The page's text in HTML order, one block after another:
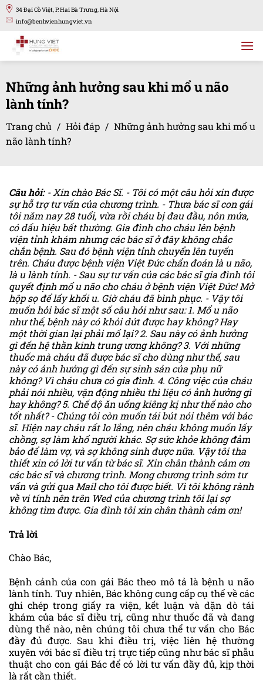
Bỏ
qua
dung
34 Đại Cồ Việt, P. Hai Bà Trưng, Hà Nội
info@benhvienhungviet.vn
Những ảnh hưởng sau khi mổ u não
lành tính?
Trang chủ / Hỏi đáp / Những ảnh hưởng sau khi mổ u
não lành tính?
Câu hỏi: - Xin chào Bác Sĩ. - Tôi có một câu hỏi xin được
sự hỗ trợ tư vấn của chương trình. - Thưa bác sĩ con gái
tôi năm nay 28 tuổi, vừa rồi cháu bị đau đầu, nôn mửa,
có dấu hiệu bất thường. Gia đình cho cháu lên bệnh
viện tỉnh khám nhưng các bác sĩ ở đây không chắc
chắn bệnh. Sau đó bệnh viện tỉnh chuyển lên tuyến
trên. Cháu được bệnh viện Việt Đức chẩn đoán là u não,
là u lành tính. - Sau sự tư vấn của các bác sĩ gia đình tôi
quyết định mổ u não cho cháu ở bệnh viện Việt Đức! Mở
hộp sọ để lấy khối u. Giờ cháu đã bình phục. - Vậy tôi
muốn hỏi bác sĩ một số câu hỏi như sau: 1. Mổ u não
như thế, bệnh này có khỏi dứt được hay không? Hay
một thời gian lại phải mổ lại? 2. Sau này có ảnh hưởng
gì đến hệ thần kinh trung ương không? 3. Với những
thuốc mà cháu đã được bác sĩ cho dùng như thế, sau
này có ảnh hưởng gì đến sự sinh sản của phụ nữ
không? Vì cháu chưa có gia đình. 4. Công việc của cháu
phải nói nhiều, vận động nhiều thì liệu có ảnh hưởng gì
hay không? 5. Chế độ ăn uống kiêng kị như thế nào cho
tốt nhất? - Chúng tôi còn muốn tái bút nói thêm với bác
sĩ. Hiện nay cháu rất lo lắng, nên cháu không muốn lấy
chồng, sợ làm khổ người khác. Sợ sức khỏe không đảm
bảo để làm vợ, và sợ không sinh được nữa. Vậy tôi tha
thiết xin có lời tư vấn từ bác sĩ. Xin chân thành cảm ơn
các bác sĩ và chương trình. Mong chương trình sớm tư
vấn và gửi qua Mail cho tôi được biết. Vì tôi không rành
về vi tính nên trên Wed của chương trình tôi lại sợ
không tìm được. Gia đình tôi xin chân thành cảm ơn!
Trả lời
Chào Bác,
Bệnh cảnh của con gái Bác theo mô tả là bệnh u não
lành tính. Tuy nhiên, Bác không cung cấp cụ thể về các
ghi chép trong giấy ra viện, kết luận và dặn dò tái
khám của bác sĩ điều trị, cũng như thuốc đã và đang
dùng thế nào, nên chúng tôi chưa thể tư vấn cho Bác
đầy đủ được. Sau khi điều trị, việc liên hệ thường
xuyên với bác sĩ điều trị trực tiếp cũng như bác sĩ phẫu
thuật cho con gái Bác để có lời tư vấn đầy đủ, kịp thời
là rất cần thiết.